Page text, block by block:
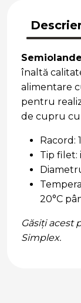
înaltă
alimentare
pentru
de cupru
Racord:
Tip
20°C
Găsiți acest
Simplex.